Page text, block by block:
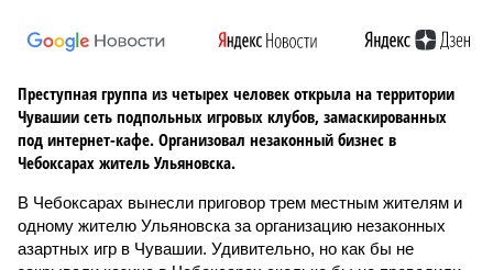
Преступная группа из четырех человек открыла на территории
Чувашии сеть подпольных игровых клубов, замаскированных
под интернет-кафе. Организовал незаконный бизнес в
Чебоксарах житель Ульяновска.
В Чебоксарах вынесли приговор трем местным жителям и
одному жителю Ульяновска за организацию незаконных
азартных игр в Чувашии. Удивительно, но как бы не